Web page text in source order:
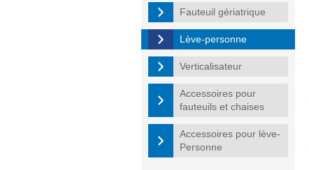
Fauteuil gériatrique
Lève-personne
Verticalisateur
Accessoires pour
fauteuils et chaises
Accessoires pour lève-
Personne